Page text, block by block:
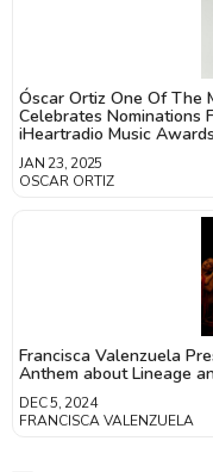
Óscar Ortiz One Of The
Celebrates Nominations
iHeartradio Music
JAN 23, 2025
OSCAR ORTIZ
Francisca Valenzuela
Anthem about Lineage
DEC 5, 2024
FRANCISCA VALENZUELA